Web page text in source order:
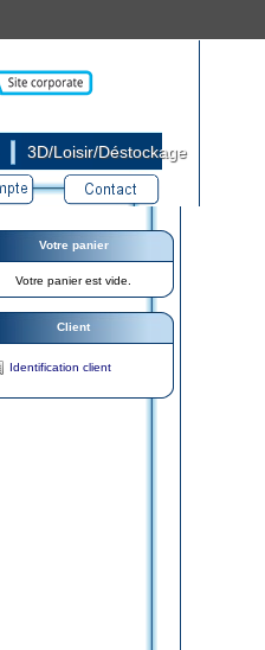
3D/Loisir/Déstockage
Votre panier
Votre panier est vide.
Client
Identification client